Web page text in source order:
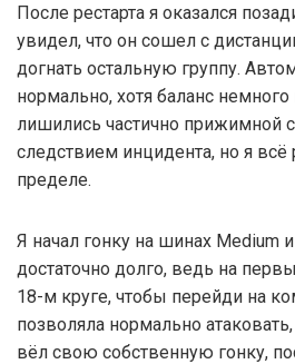
После рестарта я оказался
увидел, что он сошел с
догнать остальную группу.
нормально, хотя баланс
лишились частично прижимной
следствием инцидента, но я всё
пределе.
Я начал гонку на шинах Medium
достаточно долго, ведь на
18-м круге, чтобы перейди на
позволяла нормально
вёл свою собственную гонку,